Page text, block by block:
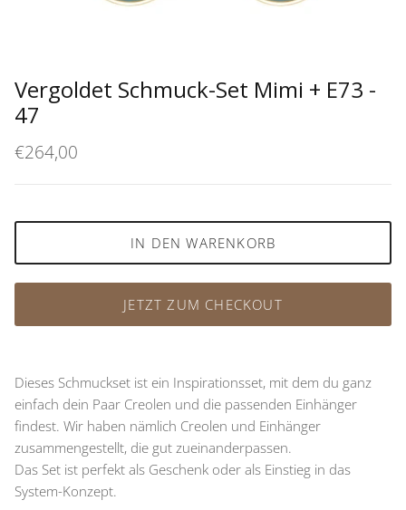
Vergoldet Schmuck-Set Mimi + E73 -
47
€264,00
IN DEN WARENKORB
JETZT ZUM CHECKOUT
Dieses Schmuckset ist ein Inspirationsset, mit dem du ganz
einfach dein Paar Creolen und die passenden Einhänger
findest. Wir haben nämlich Creolen und Einhänger
zusammengestellt, die gut zueinanderpassen.
Das Set ist perfekt als Geschenk oder als Einstieg in das
System-Konzept.